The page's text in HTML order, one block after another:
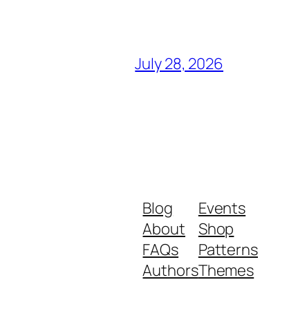
July 28, 2026
Blog
About
FAQs
Authors
Events
Shop
Patterns
Themes